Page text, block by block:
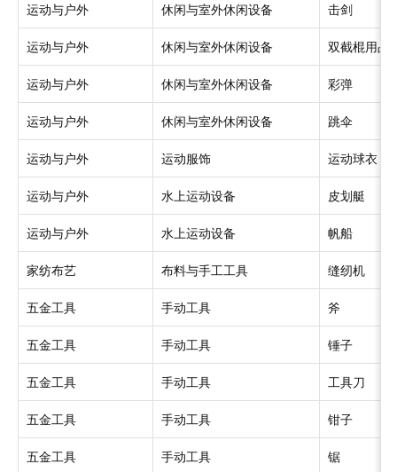
运动与户外 休闲与室外休闲设备 击剑
运动与户外 休闲与室外休闲设备 双截棍用品
运动与户外 休闲与室外休闲设备 彩弹
运动与户外 休闲与室外休闲设备 跳伞
运动与户外 运动服饰 运动球衣
运动与户外 水上运动设备 皮划艇
运动与户外 水上运动设备 帆船
家纺布艺 布料与手工工具 缝纫机
五金工具 手动工具 斧
五金工具 手动工具 锤子
五金工具 手动工具 工具刀
五金工具 手动工具 钳子
五金工具 手动工具 锯